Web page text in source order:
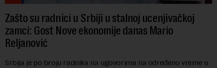
Zašto su radnici u Srbiji u stalnoj ucenjivačkoj
zamci: Gost Nove ekonomije danas Mario
Reljanović
Srbija je po broju radnika na ugovorima na određeno vreme u